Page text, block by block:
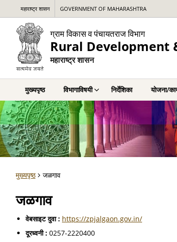
महाराष्ट्र शासन GOVERNMENT OF MAHARASHTRA
ग्राम विकास व पंचायतराज विभाग
Rural Development
महाराष्ट्र शासन
मुख्यपृष्ठ विभागाविषयी निर्देशिका योजना/
मुख्यपृष्ठ जळगाव
जळगाव
वेबसाइट दुवा : https://zpjalgaon.gov.in/
दूरध्वनी : 0257-2220400